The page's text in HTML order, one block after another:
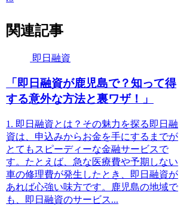
関連記事
即日融資
「即日融資が鹿児島で？知って得
する意外な方法と裏ワザ！」
1. 即日融資とは？その魅力を探る即日融
資は、申込みからお金を手にするまでが
とてもスピーディーな金融サービスで
す。たとえば、急な医療費や予期しない
車の修理費が発生したとき、即日融資が
あれば心強い味方です。鹿児島の地域で
も、即日融資のサービス...